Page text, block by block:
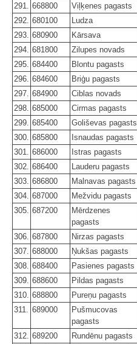
291.
668800 Viļķenes pagasts
292. 680100 Ludza
293. 680900 Kārsava
294. 681800 Zilupes novads
295. 684400 Blontu pagasts
296. 684600 Briģu pagasts
297. 684900 Ciblas novads
298. 685000 Cirmas pagasts
299. 685400 Goliševas pagasts
300. 685800 Isnaudas pagasts
301.
686000 Istras pagasts
302. 686400 Lauderu pagasts
303. 686800 Malnavas pagasts
304. 687000 Mežvidu pagasts
305. 687200
Mērdzenes
pagasts
306. 687800 Nirzas pagasts
307. 688000 Ņukšas pagasts
308. 688400 Pasienes pagasts
309. 688600 Pildas pagasts
310. 688800 Pureņu pagasts
311.
689000
Pušmucovas
pagasts
312. 689200 Rundēnu pagasts